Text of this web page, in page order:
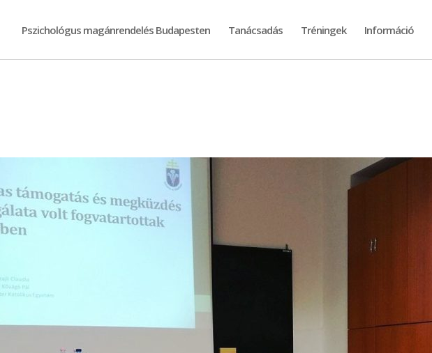
Pszichológus magánrendelés Budapesten Tanácsadás Tréningek Információ